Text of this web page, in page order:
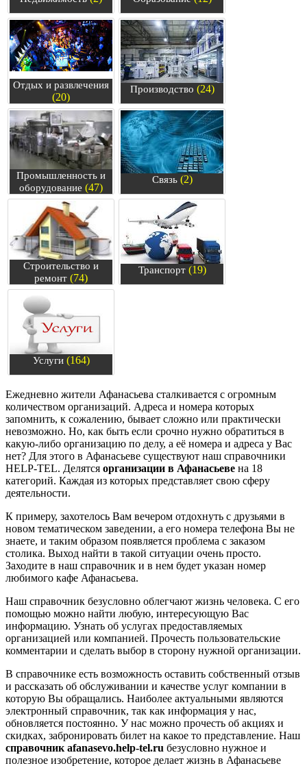
Отдых и развлечения
(20)
Производство (24)
Промышленность и
оборудование (47)
Связь(2)
Строительство и
ремонт (74)
Транспорт(19)
Услуги(164)
Ежедневно жители Афанасьева сталкивается с огромным
количеством организаций. Адреса и номера которых
запомнить, к сожалению, бывает сложно или практически
невозможно. Но, как быть если срочно нужно обратиться в
какую-либо организацию по делу, а её номера и адреса у Вас
нет? Для этого в Афанасьеве существуют наш справочники
HELP-TEL. Делятся организации в Афанасьеве на 18
категорий. Каждая из которых представляет свою сферу
деятельности.
К примеру, захотелось Вам вечером отдохнуть с друзьями в
новом тематическом заведении, а его номера телефона Вы не
знаете, и таким образом появляется проблема с заказом
столика. Выход найти в такой ситуации очень просто.
Заходите в наш справочник и в нем будет указан номер
любимого кафе Афанасьева.
Наш справочник безусловно облегчают жизнь человека. С его
помощью можно найти любую, интересующую Вас
информацию. Узнать об услугах предоставляемых
организацией или компанией. Прочесть пользовательские
комментарии и сделать выбор в сторону нужной организации.
В справочнике есть возможность оставить собственный отзыв
и рассказать об обслуживании и качестве услуг компании в
которую Вы обращались. Наиболее актуальными являются
электронный справочник, так как информация у нас,
обновляется постоянно. У нас можно прочесть об акциях и
скидках, забронировать билет на какое то представление. Наш
справочник afanasevo.help-tel.ru безусловно нужное и
полезное изобретение, которое делает жизнь в Афанасьеве